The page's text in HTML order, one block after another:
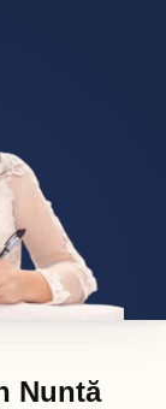
Nuntă